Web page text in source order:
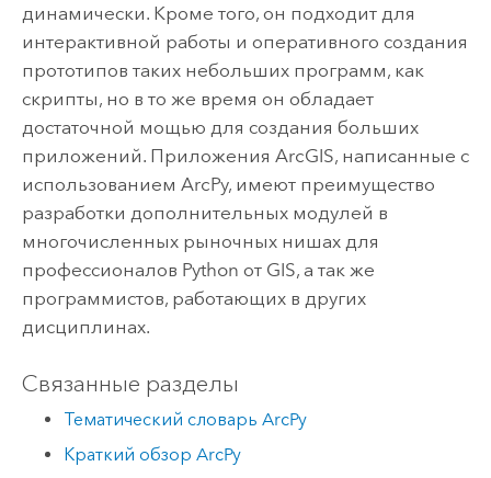
динамически. Кроме того, он подходит для
интерактивной работы и оперативного создания
прототипов таких небольших программ, как
скрипты, но в то же время он обладает
достаточной мощью для создания больших
приложений. Приложения ArcGIS, написанные с
использованием ArcPy, имеют преимущество
разработки дополнительных модулей в
многочисленных рыночных нишах для
профессионалов Python от GIS, а так же
программистов, работающих в других
дисциплинах.
Связанные разделы
Тематический словарь ArcPy
Краткий обзор ArcPy